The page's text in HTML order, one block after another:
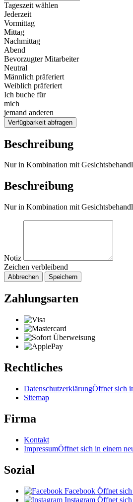
Tageszeit wählen
Jederzeit
Vormittag
Mittag
Nachmittag
Abend
Bevorzugter Mitarbeiter
Neutral
Männlich präferiert
Weiblich präferiert
Ich buche für
mich
jemand anderen
Verfügbarkeit abfragen
Beschreibung
Nur in Kombination mit
Beschreibung
Nur in Kombination mit
Notiz
Zeichen verbleibend
Abbrechen Speichern
Zahlungsarten
Rechtliches
DatenschutzerklärungÖffnet sich
Sitemap
Firma
Kontakt
ImpressumÖffnet sich in einem
Sozial
Facebook Öffnet
Instagram Öffnet